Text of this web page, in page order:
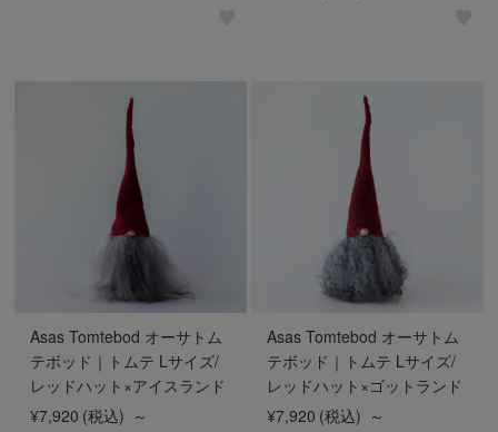
Asas Tomtebod オーサトム
テボッド｜トムテ Lサイズ/
レッドハット×アイスランド
¥7,920 (税込) ～
Asas Tomtebod オーサトム
テボッド｜トムテ Lサイズ/
レッドハット×ゴットランド
¥7,920 (税込) ～